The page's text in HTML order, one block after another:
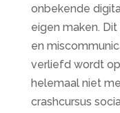
onbekende
eigen maken.
en
verliefd wordt
helemaal niet
crashcursus